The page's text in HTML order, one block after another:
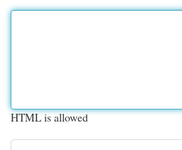
HTML is allowed